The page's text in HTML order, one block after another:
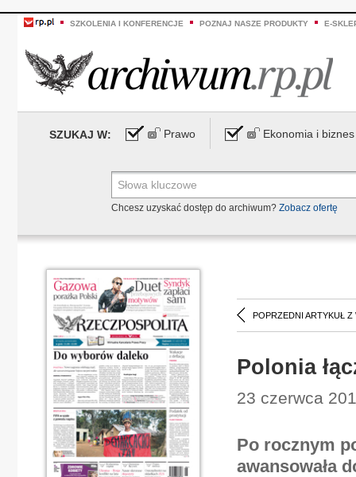
SZKOLENIA I KONFERENCJE POZNAJ NASZE PRODUKTY E-
SZUKAJ W: Prawo Ekonomia i biznes
Chcesz uzyskać dostęp do archiwum? Zobacz ofertę
POPRZEDNI ARTYKUŁ Z
Polonia
23 czerwca
Po rocznym
awansowała